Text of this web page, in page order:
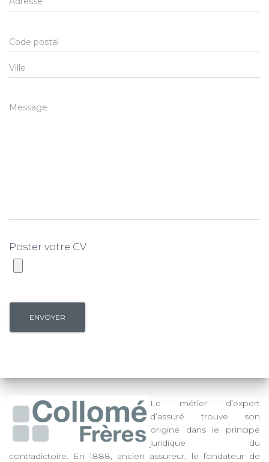
Poster votre CV
Le métier d’expert
d’assuré trouve son
origine dans le principe
juridique du
contradictoire. En 1888, ancien assureur, le fondateur de